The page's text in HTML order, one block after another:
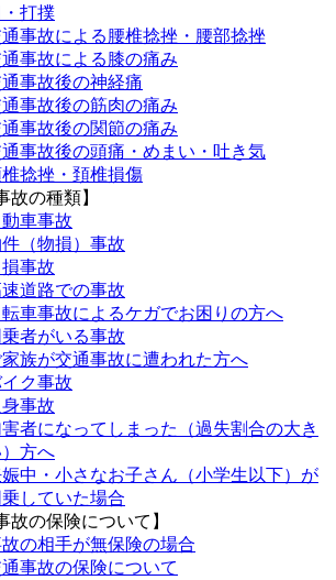
打撲
事故による腰椎捻挫・腰部捻挫
事故による膝の痛み
事故後の神経痛
事故後の筋肉の痛み
事故後の関節の痛み
事故後の頭痛・めまい・吐き気
捻挫・頚椎損傷
故の種類】
動車事故
（物損）事故
損事故
道路での事故
転車事故によるケガでお困りの方へ
乗者がいる事故
家族が交通事故に遭われた方へ
ク事故
身事故
者になってしまった（過失割合の大き
方へ
中・小さなお子さん（小学生以下）が
乗していた場合
故の保険について】
の相手が無保険の場合
事故の保険について